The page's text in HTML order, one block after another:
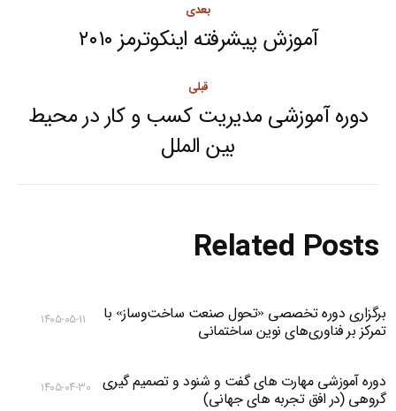
navigation
قبلی
Previous
post:
دوره آموزشی مدیریت کسب و کار در محیط
بین الملل
بعدی
Next
آموزش پیشرفته اینکوترمز ۲۰۱۰
Related Posts
برگزاری دوره تخصصی «تحول صنعت ساخت‌وساز» با
تمرکز بر فناوری‌های نوین ساختمانی
۱۴۰۵-۰۵-۱۱
دوره آموزشی مهارت های گفت و شنود و تصمیم گیری
گروهی (در افق تجربه های جهانی)
۱۴۰۵-۰۴-۳۰